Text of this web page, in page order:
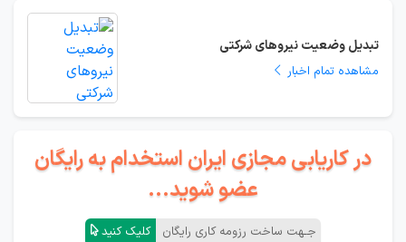
تبدیل وضعیت نیروهای شرکتی
مشاهده تمام اخبار
در کاریابی مجازی ایران استخدام به رایگان
عضو شوید...
جـهت ساخت رزومه کاری رایگان کلیک کنید